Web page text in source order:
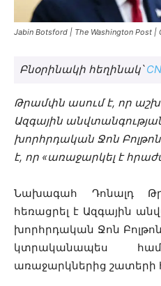
Jabin Botsford | The Washington Post |
Բնօրինակի հեղինակ՝
Թրամփն ասում է, որ
Ազգային
խորհրդական Ջոն
է, որ «առաջարկել է
Նախագահ Դոնալդ
հեռացրել է Ազգային
խորհրդական Ջոն
կտրականապես
առաջարկներից շատերի